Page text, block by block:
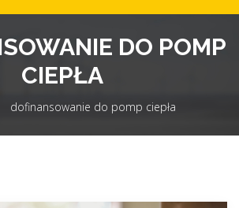
DO POMP
CIEPŁA
dofinansowanie do pomp ciepła